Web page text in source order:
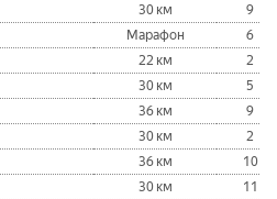
30 км
9
Марафон
6
22 км
2
30 км
5
36 км
9
30 км
2
36 км
10
30 км
11